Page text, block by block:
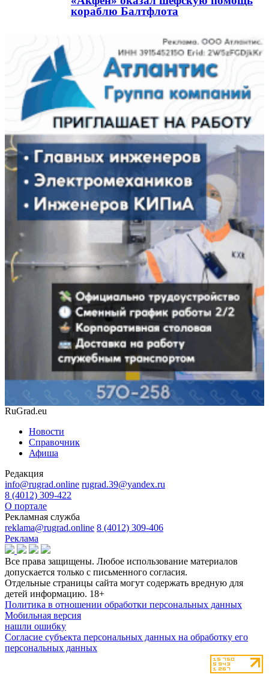
кораблю Балтфлота
RuGrad.eu
Новости
Справочник
Афиша
Редакция
info@rugrad.online rugrad.39@yandex.ru
8 (4012) 309-422
О портале
Рекламная служба
reklama@rugrad.online 8 (4012) 309-406
Реклама
Все права защищены. Любое использование материалов
допускается только с письменного согласия.
Отдельные страницы сайта могут содержать вредную для
детей информацию. 18+
Политика в отношении обработки персональных данных
Мобильная версия
нашли ошибку
Согласие субъекта персональных данных на обработку его
персональных данных